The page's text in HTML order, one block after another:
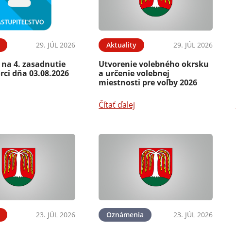
29. JÚL 2026
4. zasadnutie
dňa 03.08.2026
Aktuality 29. JÚL 2026
Utvorenie volebného okrsku
a určenie volebnej
miestnosti pre voľby 2026
Čítať ďalej
23. JÚL 2026 Oznámenia 23. JÚL 2026